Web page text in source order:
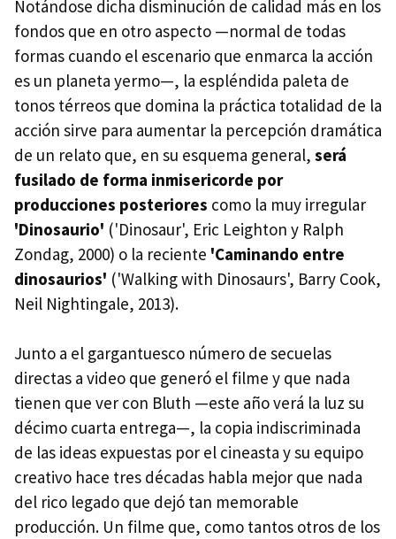
Notándose dicha disminución de calidad más en los
fondos que en otro aspecto —normal de todas
formas cuando el escenario que enmarca la acción
es un planeta yermo—, la espléndida paleta de
tonos térreos que domina la práctica totalidad de la
acción sirve para aumentar la percepción dramática
de un relato que, en su esquema general, será
fusilado de forma inmisericorde por
producciones posteriores como la muy irregular
'Dinosaurio' ('Dinosaur', Eric Leighton y Ralph
Zondag, 2000) o la reciente 'Caminando entre
dinosaurios' ('Walking with Dinosaurs', Barry Cook,
Neil Nightingale, 2013).
Junto a el gargantuesco número de secuelas
directas a video que generó el filme y que nada
tienen que ver con Bluth —este año verá la luz su
décimo cuarta entrega—, la copia indiscriminada
de las ideas expuestas por el cineasta y su equipo
creativo hace tres décadas habla mejor que nada
del rico legado que dejó tan memorable
producción. Un filme que, como tantos otros de los